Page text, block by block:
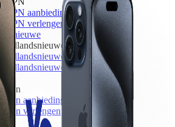
KPN aanbiedingen
KPN verlengen
hollandsnieuwe
hollandsnieuwe aanbiedingen
hollandsnieuwe verlengen
Ben
Ben aanbiedingen
Ben verlengen